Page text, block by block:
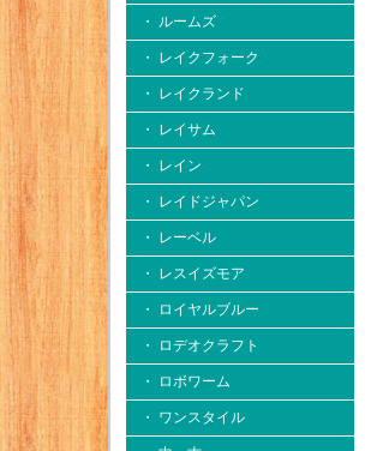
・ ルームズ
・ レイクフォーク
・ レイクランド
・ レイサム
・ レイン
・ レイドジャパン
・ レーベル
・ レスイズモア
・ ロイヤルブルー
・ ロデオクラフト
・ ロボワーム
・ ワンスタイル